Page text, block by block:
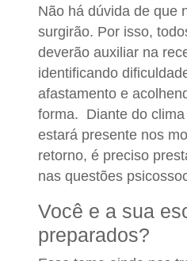
Não há dúvida de que
surgirão. Por isso,
deverão auxiliar na
identificando
afastamento e
forma. Diante do
estará presente nos
retorno, é preciso
nas questões
Você e a sua
preparados?